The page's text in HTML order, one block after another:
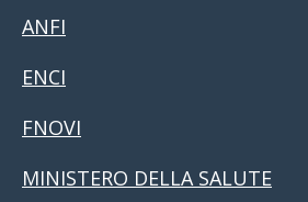
ANFI
ENCI
FNOVI
MINISTERO DELLA SALUTE